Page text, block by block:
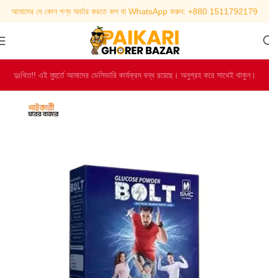
আমাদের যে কোন পণ্য অর্ডার করতে কল বা WhatsApp করুন: +880 1511792179
দুঃখিত!! এই মুহুর্তে আমাদের ডেলিভারি কার্যক্রম বন্ধ রয়েছে। অনুগ্রহ করে সাথেই থাকুন।